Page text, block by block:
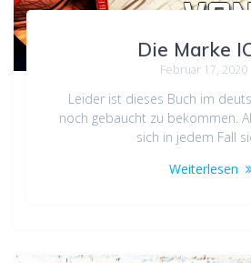
Die Marke
Februar 17, 2020
Leider ist dieses Buch im
noch gebaucht zu bekommen.
sich in jedem Fall
Weiterlesen